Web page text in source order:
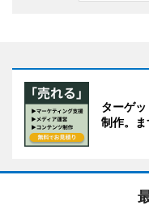
ターゲ
制作。ま